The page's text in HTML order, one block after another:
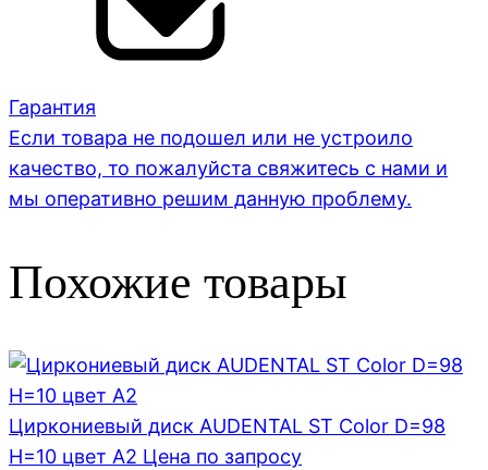
Гарантия
Если товара не подошел или не устроило
качество, то пожалуйста свяжитесь с нами и
мы оперативно решим данную проблему.
Похожие товары
Циркониевый диск AUDENTAL ST Color D=98
H=10 цвет A2 Цена по запросу